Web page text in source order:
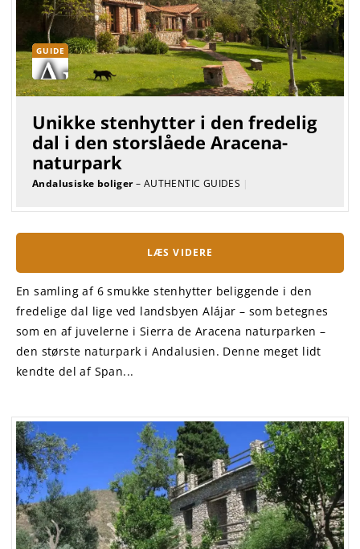
GUIDE
Unikke stenhytter i den fredelig
dal i den storslåede Aracena-
naturpark
Andalusiske boliger– AUTHENTIC GUIDES |
LÆS VIDERE
En samling af 6 smukke stenhytter beliggende i den
fredelige dal lige ved landsbyen Alájar – som betegnes
som en af juvelerne i Sierra de Aracena naturparken –
den største naturpark i Andalusien. Denne meget lidt
kendte del af Span...